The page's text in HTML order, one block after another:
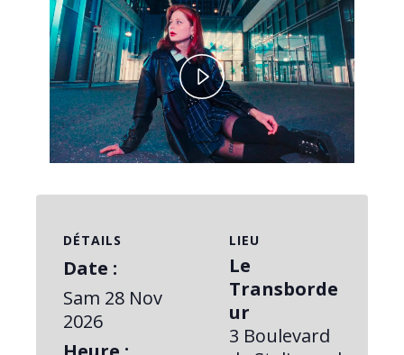
Play
Video
DÉTAILS
Date :
Sam 28 Nov
2026
LIEU
Le
Transborde
ur
3 Boulevard